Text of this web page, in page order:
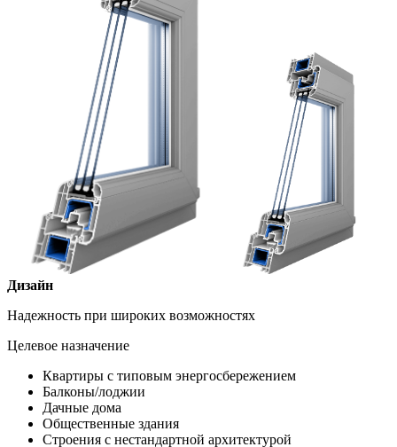
Дизайн
Надежность при широких возможностях
Целевое назначение
Квартиры с типовым энергосбережением
Балконы/лоджии
Дачные дома
Общественные здания
Строения с нестандартной архитектурой